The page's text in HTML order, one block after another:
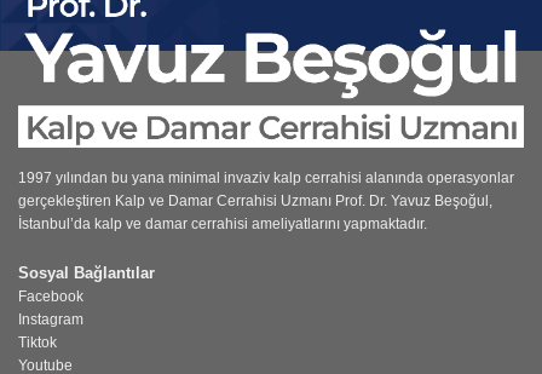
1997 yılından bu yana minimal invaziv kalp cerrahisi alanında operasyonlar
gerçekleştiren Kalp ve Damar Cerrahisi Uzmanı Prof. Dr. Yavuz Beşoğul,
İstanbul’da kalp ve damar cerrahisi ameliyatlarını yapmaktadır.
Sosyal Bağlantılar
Facebook
Instagram
Tiktok
Youtube